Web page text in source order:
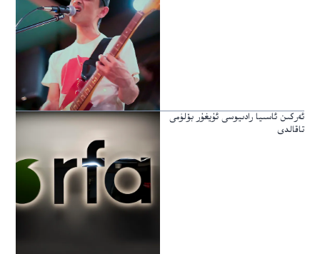
ئەركىن ئاسىيا رادىيوسى ئۇيغۇر بۆلۈمى
تاقالدى